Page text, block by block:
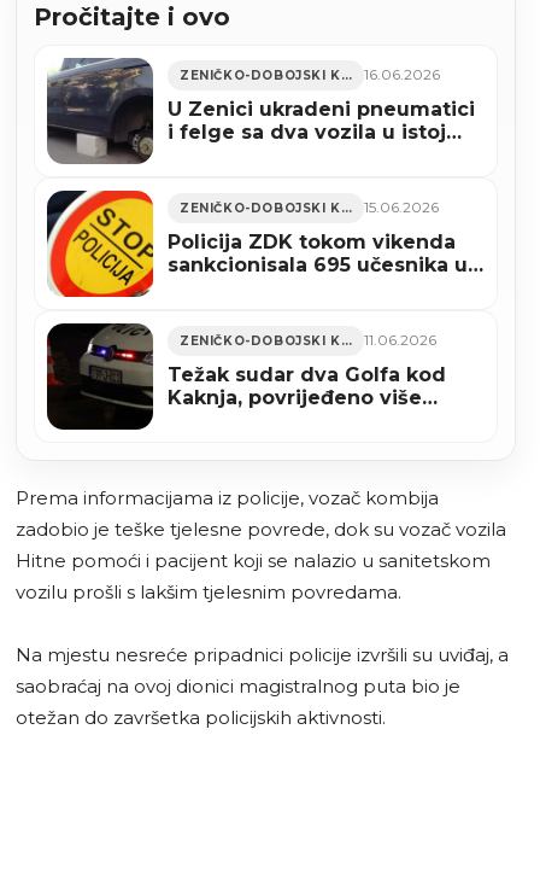
Pročitajte i ovo
ZENIČKO-DOBOJSKI KANTON 16.06.2026
U Zenici ukradeni pneumatici
i felge sa dva vozila u istoj
ZENIČKO-DOBOJSKI KANTON 15.06.2026
Policija ZDK tokom vikenda
sankcionisala 695 učesnika u
ZENIČKO-DOBOJSKI KANTON 11.06.2026
Težak sudar dva Golfa kod
Kaknja, povrijeđeno više
Prema informacijama iz policije, vozač kombija
zadobio je teške tjelesne povrede, dok su vozač vozila
Hitne pomoći i pacijent koji se nalazio u sanitetskom
vozilu prošli s lakšim tjelesnim povredama.
Na mjestu nesreće pripadnici policije izvršili su uviđaj, a
saobraćaj na ovoj dionici magistralnog puta bio je
otežan do završetka policijskih aktivnosti.